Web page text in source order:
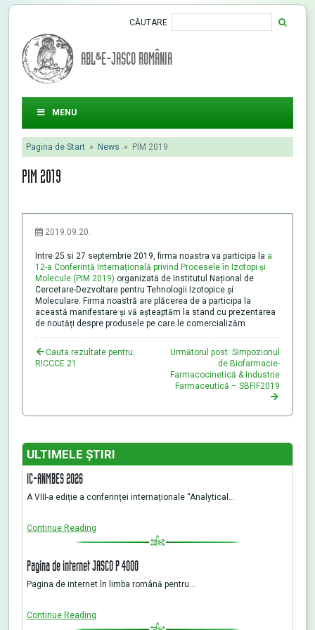
CĂUTARE
ABL&E-JASCO ROMÂNIA
MENU
Pagina de Start » News » PIM 2019
PIM 2019
2019.09.20.
Intre 25 si 27 septembrie 2019, firma noastra va participa la a
12-a Conferință Internațională privind Procesele în Izotopi și
Molecule (PIM 2019) organizată de Institutul Național de
Cercetare-Dezvoltare pentru Tehnologii Izotopice și
Moleculare. Firma noastră are plăcerea de a participa la
această manifestare și vă așteaptăm la stand cu prezentarea
de noutăți despre produsele pe care le comercializăm.
Cauta rezultate pentru:
RICCCE 21
Următorul post: Simpozionul
de Biofarmacie-
Farmacocinetică & Industrie
Farmaceutică – SBFIF2019
ULTIMELE ŞTIRI
IC-ANMBES 2026
A VIII-a ediție a conferinței internaționale “Analytical…
Continue Reading
Pagina de internet JASCO P 4000
Pagina de internet în limba română pentru…
Continue Reading